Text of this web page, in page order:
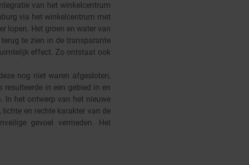
van het winkelcentrum
via het winkelcentrum met
lopen. Het groen en water van
te zien in de transparante
effect. Zo ontstaat ook
nog niet waren afgesloten,
in een gebied in en
In het ontwerp van het nieuwe
en rechte karakter van de
gevoel vermeden. Het